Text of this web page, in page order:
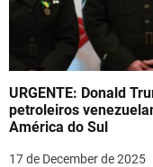
URGENTE: Donald
petroleiros
América do Sul
17 de December de 2025